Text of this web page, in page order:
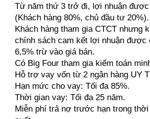
Từ năm thứ 3 trở đi, lợi nhuận
(Khách hàng 80%, chủ đầu tư 20%).
Khách hàng tham gia CTCT nhưng
chính sách cam kết lợi nhuận được
6,5% trừ vào giá bán.
Có Big Four tham gia kiểm toán
Hỗ trợ vay vốn từ 2 ngân hàng UY
Hạn mức cho vay: Tối đa 85%.
Thời gian vay: Tối đa 25 năm.
Miễn phí trả nợ trước hạn trong